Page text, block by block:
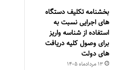
بخشنامه تکلیف دستگاه
های اجرایی نسبت به
استفاده از شناسه واریز
برای وصول کلیه دریافت
های دولت
۱۳ مرداد‌ماه ۱۴۰۵